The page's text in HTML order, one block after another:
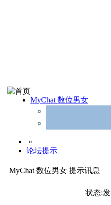
MyChat 数位男女
»
论坛提示
MyChat 数位男女 提示讯息
状态: